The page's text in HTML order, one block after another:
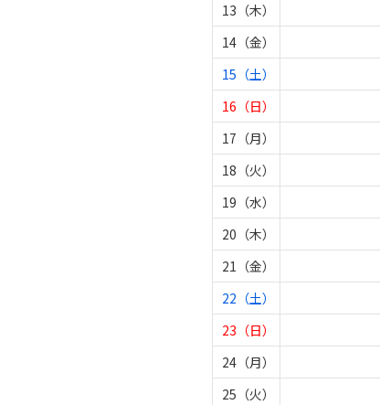
13（木）
14（金）
15（土）
16（日）
17（月）
18（火）
19（水）
20（木）
21（金）
22（土）
23（日）
24（月）
25（火）